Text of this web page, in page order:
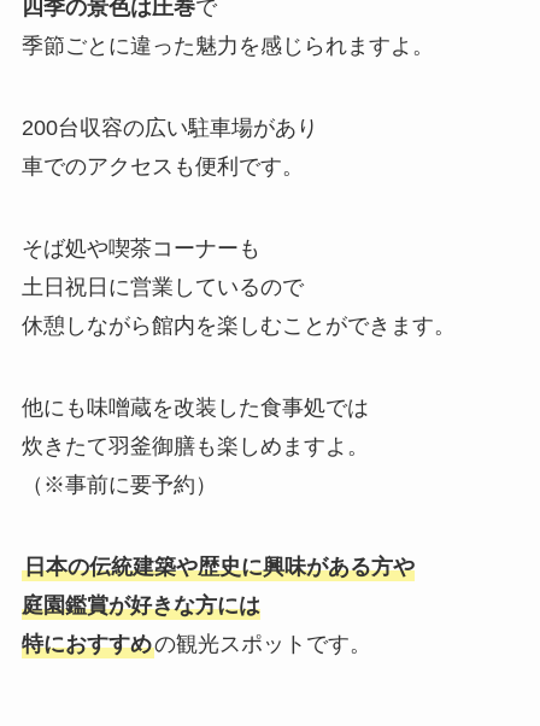
四季の景色は圧巻で
季節ごとに違った魅力を感じられますよ。
200台収容の広い駐車場があり
車でのアクセスも便利です。
そば処や喫茶コーナーも
土日祝日に営業しているので
休憩しながら館内を楽しむことができます。
他にも味噌蔵を改装した食事処では
炊きたて羽釜御膳も楽しめますよ。
（※事前に要予約）
日本の伝統建築や歴史に興味がある方や
庭園鑑賞が好きな方には
特におすすめの観光スポットです。